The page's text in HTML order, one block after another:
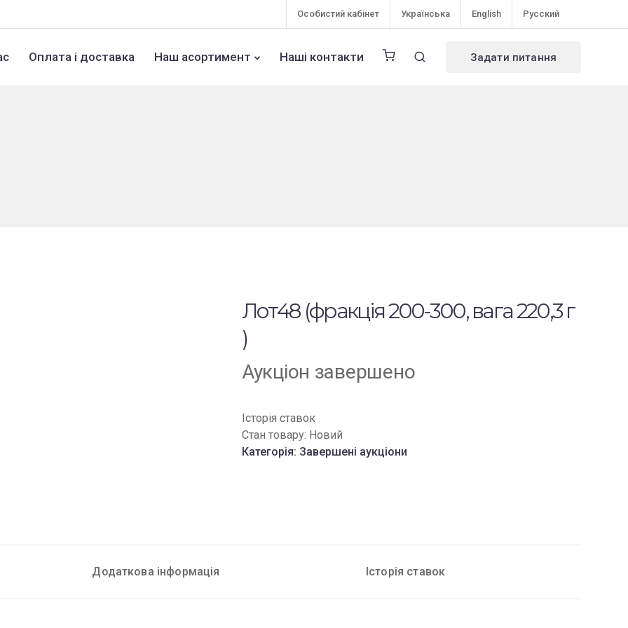
Особистий кабінет Українська English Русский
Оплата і доставка Наш асортимент Наші контакти Задати питання
Лот48 (фракція 200-300, вага 220,3 г
)
Аукціон завершено
Історія ставок
Стан товару: Новий
Категорія: Завершені аукціони
Додаткова інформація Історія ставок